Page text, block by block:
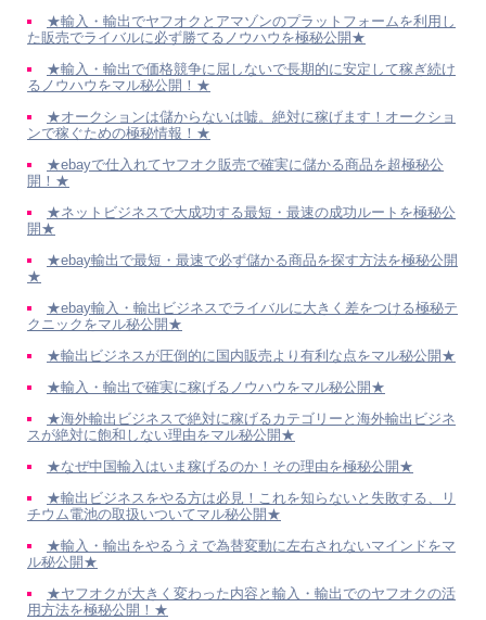
★輸入・輸出でヤフオクとアマゾンのプラットフォームを利用し
た販売でライバルに必ず勝てるノウハウを極秘公開★
★輸入・輸出で価格競争に屈しないで長期的に安定して稼ぎ続け
るノウハウをマル秘公開！★
★オークションは儲からないは嘘。絶対に稼げます！オークショ
ンで稼ぐための極秘情報！★
★ebayで仕入れてヤフオク販売で確実に儲かる商品を超極秘公
開！★
★ネットビジネスで大成功する最短・最速の成功ルートを極秘公
開★
★ebay輸出で最短・最速で必ず儲かる商品を探す方法を極秘公開
★
★ebay輸入・輸出ビジネスでライバルに大きく差をつける極秘テ
クニックをマル秘公開★
★輸出ビジネスが圧倒的に国内販売より有利な点をマル秘公開★
★輸入・輸出で確実に稼げるノウハウをマル秘公開★
★海外輸出ビジネスで絶対に稼げるカテゴリーと海外輸出ビジネ
スが絶対に飽和しない理由をマル秘公開★
★なぜ中国輸入はいま稼げるのか！その理由を極秘公開★
★輸出ビジネスをやる方は必見！これを知らないと失敗する、リ
チウム電池の取扱いついてマル秘公開★
★輸入・輸出をやるうえで為替変動に左右されないマインドをマ
ル秘公開★
★ヤフオクが大きく変わった内容と輸入・輸出でのヤフオクの活
用方法を極秘公開！★